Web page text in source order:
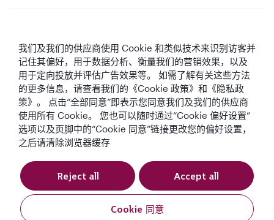
中东最佳航空公司全球最佳航空公司 全球最佳商务舱全球最佳商务舱休
息室
条款与条件 Cookie政策 隐私声明
我们及我们的供应商使用 Cookie 和类似技术来识别访客并
记住其偏好，用于数据分析、衡量我们的营销效果，以及
用于定向投放并评估广告效果等。 如需了解有关这些方法
的更多信息，请查看我们的《Cookie 政策》和《隐私政
策》。 点击“全部同意”即表示您同意我们及我们的供应商
使用所有 Cookie。 您也可以随时通过“Cookie 偏好设置”
选项以及页脚中的“Cookie 同意”链接更改您的偏好设置，
之后请清除浏览器缓存
Cookie 同意
Reject all Accept all